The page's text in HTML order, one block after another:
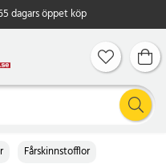
dagars öppet köp
Fårskinnstofflor